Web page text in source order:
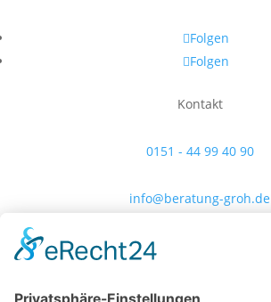
Folgen
Folgen
Kontakt
0151 - 44 99 40 90
info@beratung-groh.de